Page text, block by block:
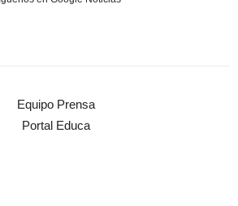
Equipo Prensa
Portal Educa